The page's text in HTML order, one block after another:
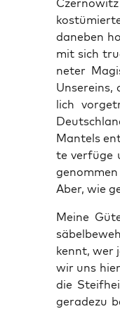
dane­ben
mit sich
ne­ter
lich
Man­tels
te ver­fü­ge
Aber, wie
Mei­ne
kennt, wer
wir uns
die
gera­de­zu